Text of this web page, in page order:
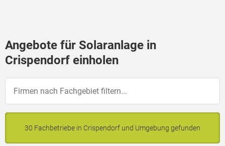
Angebote für Solaranlage in
Crispendorf einholen
30 Fachbetriebe in Crispendorf und Umgebung gefunden